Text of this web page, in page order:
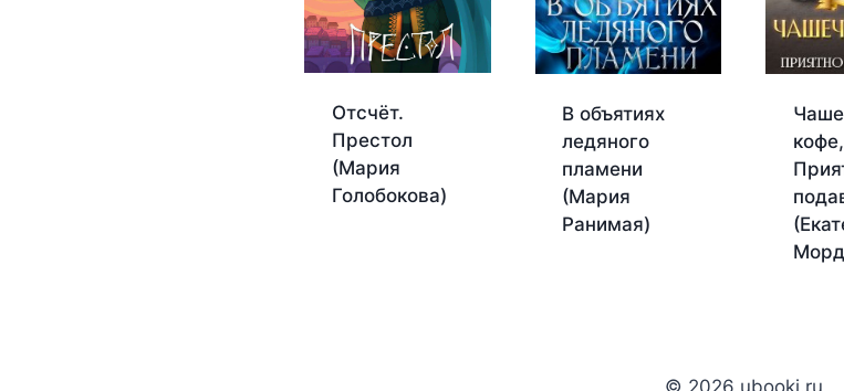
Отсчёт.
Престол
(Мария
Голобокова)
В объятиях
ледяного
пламени
(Мария
Ранимая)
© 2026 ubooki.ru